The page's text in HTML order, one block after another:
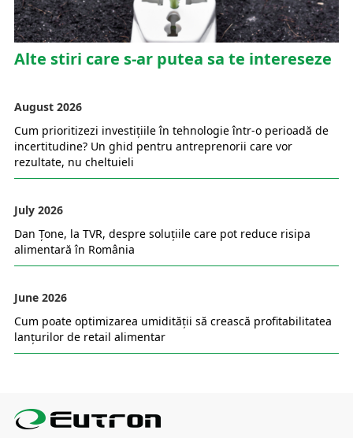
Alte stiri care s-ar putea sa te intereseze
August 2026
Cum prioritizezi investițiile în tehnologie într-o perioadă de
incertitudine? Un ghid pentru antreprenorii care vor
rezultate, nu cheltuieli
July 2026
Dan Țone, la TVR, despre soluțiile care pot reduce risipa
alimentară în România
June 2026
Cum poate optimizarea umidității să crească profitabilitatea
lanțurilor de retail alimentar